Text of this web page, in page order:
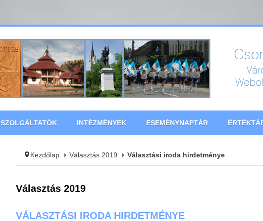
SZOLGÁLTATÓK INTÉZMÉNYEK ESEMÉNYNAPTÁR
Kezdőlap Választás 2019 Választási iroda hirdetménye
Választás 2019
VÁLASZTÁSI IRODA HIRDETMÉNYE